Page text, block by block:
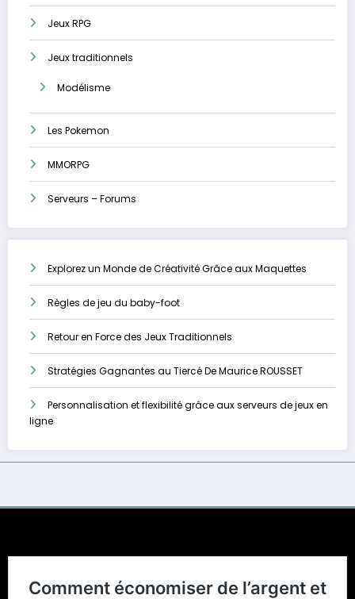
Jeux RPG
Jeux traditionnels
Modélisme
Les Pokemon
MMORPG
Serveurs – Forums
Explorez un Monde de Créativité Grâce aux Maquettes
Règles de jeu du baby-foot
Retour en Force des Jeux Traditionnels
Stratégies Gagnantes au Tiercé De Maurice ROUSSET
Personnalisation et flexibilité grâce aux serveurs de jeux en
ligne